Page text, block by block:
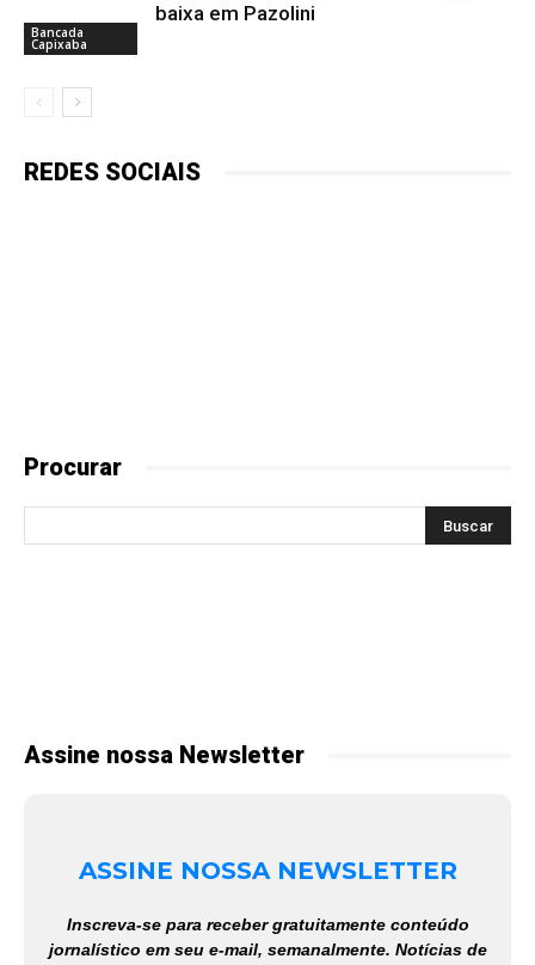
Bancada
Capixaba
baixa em Pazolini
REDES SOCIAIS
Procurar
Assine nossa Newsletter
ASSINE NOSSA NEWSLETTER
Inscreva-se para receber gratuitamente conteúdo
jornalístico em seu e-mail, semanalmente. Notícias de